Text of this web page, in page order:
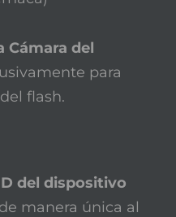
Cámara del
para
flash.
del dispositivo
manera única al